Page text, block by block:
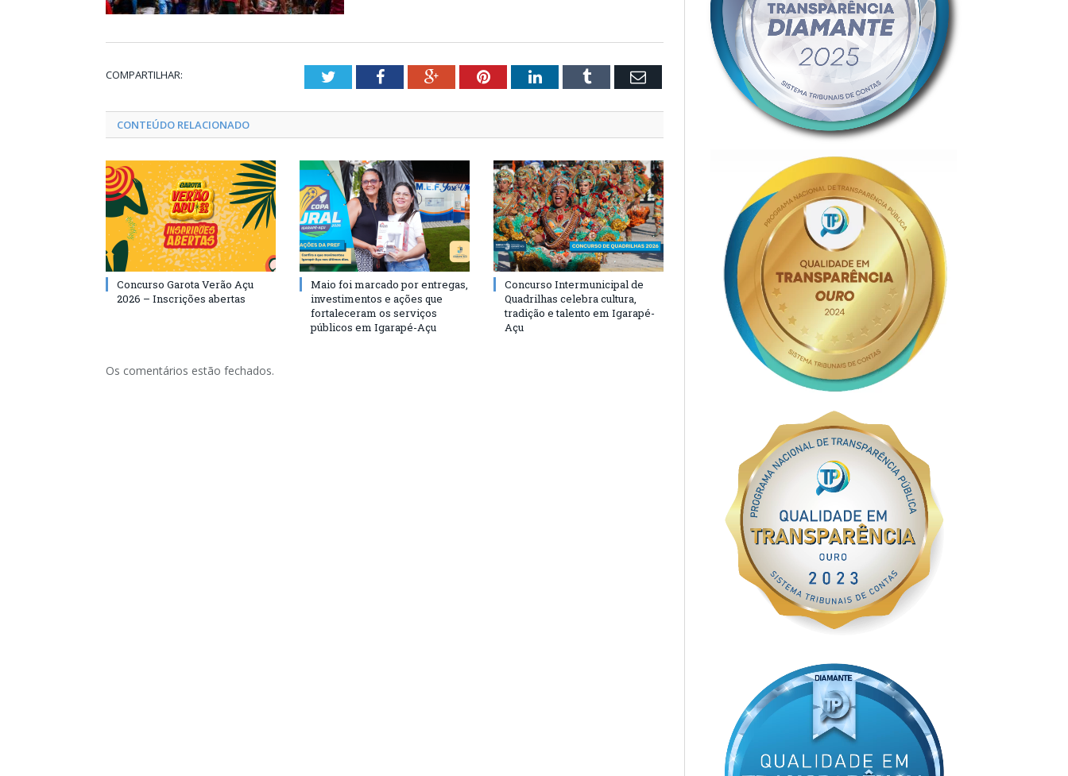
COMPARTILHAR: TwitterFacebookGoogle+PinterestLinkedInTumblr Email
CONTEÚDO RELACIONADO
Concurso Garota Verão Açu
2026 – Inscrições abertas
Maio foi marcado por entregas,
investimentos e ações que
fortaleceram os serviços
públicos em Igarapé-Açu
Concurso Intermunicipal de
Quadrilhas celebra cultura,
tradição e talento em Igarapé-
Açu
Os comentários estão fechados.